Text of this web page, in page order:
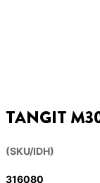
TANGIT
(SKU/IDH)
316080